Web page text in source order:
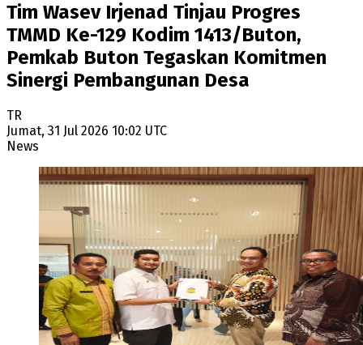
Tim Wasev Irjenad Tinjau Progres
TMMD Ke-129 Kodim 1413/Buton,
Pemkab Buton Tegaskan Komitmen
Sinergi Pembangunan Desa
TR
Jumat, 31 Jul 2026 10:02 UTC
News